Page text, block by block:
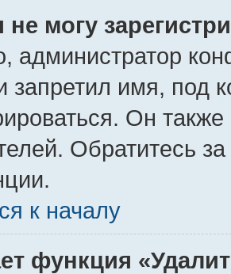
могу
администратор
запретил имя, под
Он
Обратитесь
к началу
функция